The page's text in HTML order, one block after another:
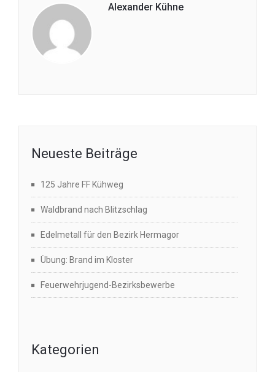
Alexander Kühne
Neueste Beiträge
125 Jahre FF Kühweg
Waldbrand nach Blitzschlag
Edelmetall für den Bezirk Hermagor
Übung: Brand im Kloster
Feuerwehrjugend-Bezirksbewerbe
Kategorien